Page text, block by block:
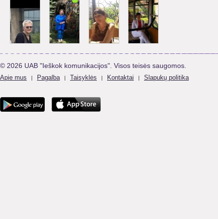
© 2026 UAB "Ieškok komunikacijos". Visos teisės saugomos.
Apie mus | Pagalba | Taisyklės | Kontaktai | Slapukų politika